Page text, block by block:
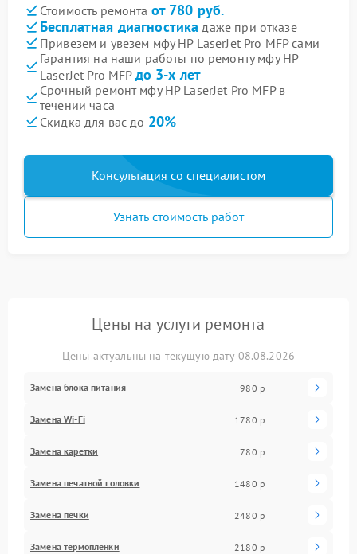
Стоимость ремонта от 780 руб.
Бесплатная диагностика даже при отказе
Привезем и увезем мфу HP LaserJet Pro MFP сами
Гарантия на наши работы по ремонту мфу HP
LaserJet Pro MFP до 3-х лет
Срочный ремонт мфу HP LaserJet Pro MFP в
течении часа
Скидка для вас до 20%
Консультация со специалистом
Узнать стоимость работ
Цены на услуги ремонта
Цены актуальны на текущую дату 08.08.2026
Замена блока питания 980 р
Замена Wi-Fi 1780 р
Замена каретки 780 р
Замена печатной головки 1480 р
Замена печки 2480 р
Замена термопленки 2180 р